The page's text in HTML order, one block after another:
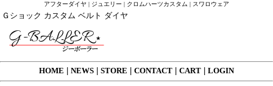
アフターダイヤ | ジュエリー | クロムハーツカスタム | スワロウェア
Ｇショック カスタム ベルト ダイヤ
HOME NEWS STORE CONTACT CART LOGIN